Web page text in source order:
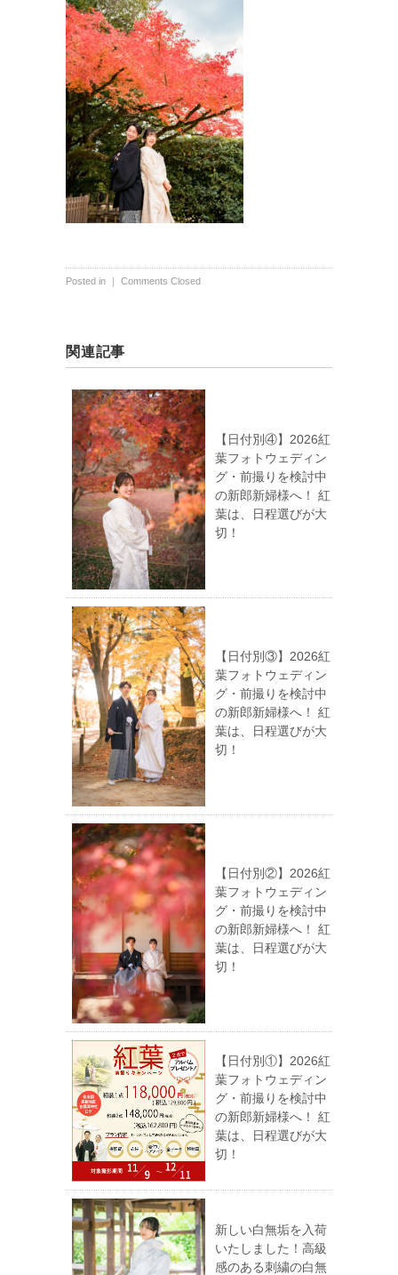
Posted in ｜ Comments Closed
関連記事
【日付別④】2026紅
葉フォトウェディン
グ・前撮りを検討中
の新郎新婦様へ！ 紅
葉は、日程選びが大
切！
【日付別③】2026紅
葉フォトウェディン
グ・前撮りを検討中
の新郎新婦様へ！ 紅
葉は、日程選びが大
切！
【日付別②】2026紅
葉フォトウェディン
グ・前撮りを検討中
の新郎新婦様へ！ 紅
葉は、日程選びが大
切！
【日付別①】2026紅
葉フォトウェディン
グ・前撮りを検討中
の新郎新婦様へ！ 紅
葉は、日程選びが大
切！
新しい白無垢を入荷
いたしました！高級
感のある刺繍の白無